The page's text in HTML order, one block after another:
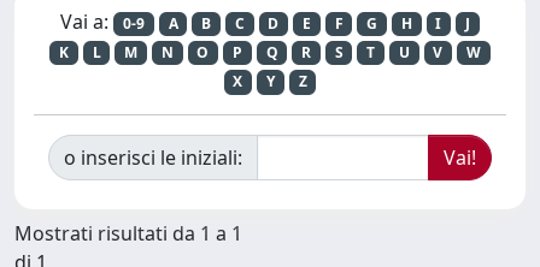
Vai a: 0-9 A B C D E F G H I
J
K
L M N O P Q R S T U V
W
X
Y Z
o inserisci le iniziali:
Mostrati risultati da 1 a 1
di 1